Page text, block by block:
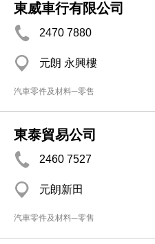
東威車行有限公司
2470 7880
元朗 永興樓
汽車零件及材料─零售
東泰貿易公司
2460 7527
元朗新田
汽車零件及材料─零售